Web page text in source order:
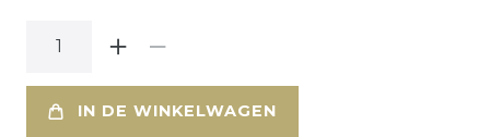
IN DE WINKELWAGEN